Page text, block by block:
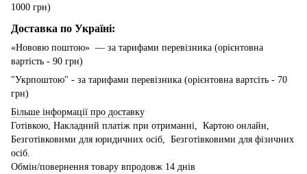
1000 грн)
Доставка по Україні:
«Нововю поштою» — за тарифами перевізника (орієнтовна
вартість - 90 грн)
"Укрпоштою" - за тарифами перевізника (орієнтовна вартсіть - 70
грн)
Більше інформації про доставку
Готівкою, Накладний платіж при отриманні, Картою онлайн,
Безготівковими для юридичних осіб, Безготівковими для фізичних
осіб.
Обмін/повернення товару впродовж 14 днів